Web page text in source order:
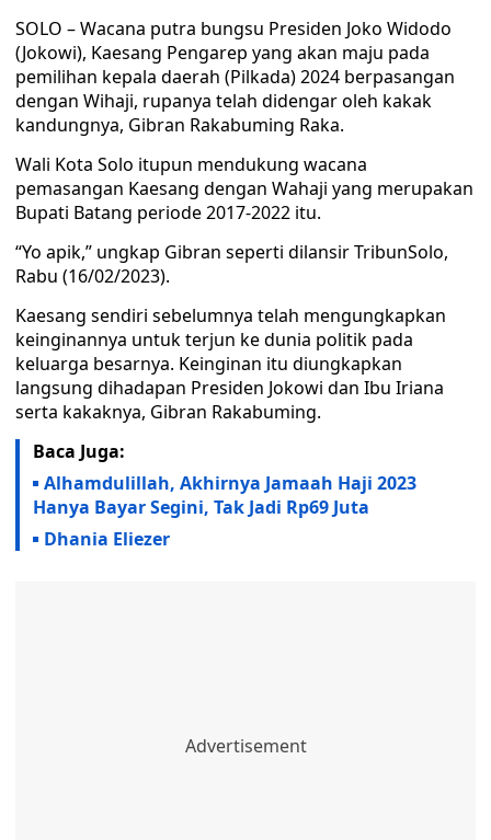
SOLO – Wacana putra bungsu Presiden Joko Widodo
(Jokowi), Kaesang Pengarep yang akan maju pada
pemilihan kepala daerah (Pilkada) 2024 berpasangan
dengan Wihaji, rupanya telah didengar oleh kakak
kandungnya, Gibran Rakabuming Raka.
Wali Kota Solo itupun mendukung wacana
pemasangan Kaesang dengan Wahaji yang merupakan
Bupati Batang periode 2017-2022 itu.
“Yo apik,” ungkap Gibran seperti dilansir TribunSolo,
Rabu (16/02/2023).
Kaesang sendiri sebelumnya telah mengungkapkan
keinginannya untuk terjun ke dunia politik pada
keluarga besarnya. Keinginan itu diungkapkan
langsung dihadapan Presiden Jokowi dan Ibu Iriana
serta kakaknya, Gibran Rakabuming.
Baca Juga:
Alhamdulillah, Akhirnya Jamaah Haji 2023
Hanya Bayar Segini, Tak Jadi Rp69 Juta
Dhania Eliezer